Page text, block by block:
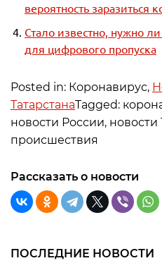
вероятность заразиться
Стало известно, нужно
для цифрового пропуска
Posted in: Коронавирус,
ТатарстанаTagged:
новости России, новости
происшествия
Рассказать о новости
ПОСЛЕДНИЕ НОВОСТИ